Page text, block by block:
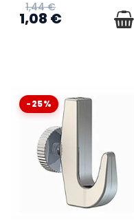
1,44 €
1,08 €
-25%